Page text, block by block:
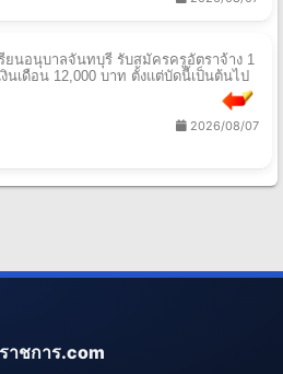
รียนอนุบาลจันทบุรี รับสมัครครูอัตราจ้าง 1
งินเดือน 12,000 บาท ตั้งแต่บัดนี้เป็นต้นไป
2026/08/07
าชการ.com